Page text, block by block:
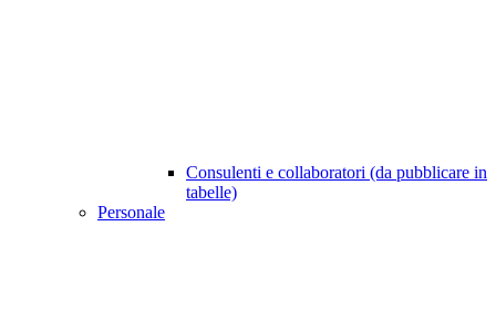
Consulenti e collaboratori (da pubblicare in
tabelle)
Personale